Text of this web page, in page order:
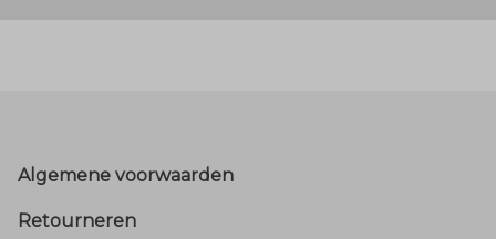
Footer
Algemene voorwaarden
Retourneren